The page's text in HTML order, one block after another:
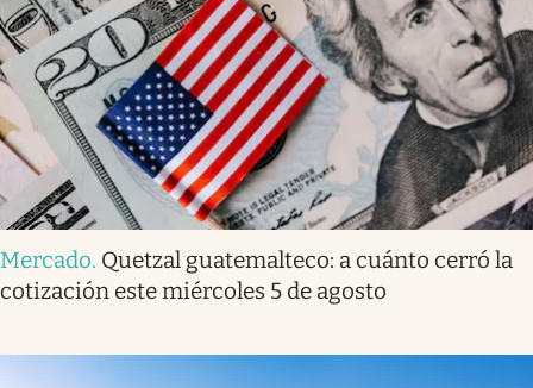
Mercado. Quetzal guatemalteco: a cuánto cerró la
cotización este miércoles 5 de agosto